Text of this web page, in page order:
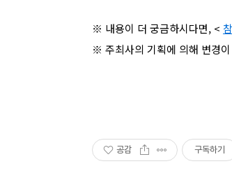
※ 내용이 더 궁금하시다면, <
※ 주최사의 기획에 의해 변경
공감 구독하기